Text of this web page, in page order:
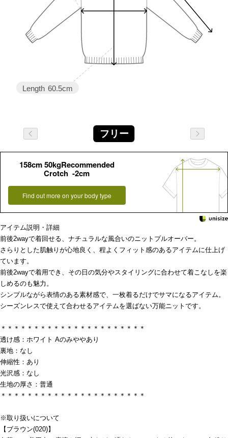
Length 60.5cm
フリー
158cm 50kgRecommended
Crotch -2cm
Find out more on your body type
アイテム説明・詳細
前後2wayで着回せる、ナチュラルな風合いのニットプルオーバー。
さらりとした肌触りが心地良く、程よくフィット感のあるアイテムに仕上げ
ています。
前後2wayで着用でき、その日の気分やスタイリングに合わせて着こなしを楽
しめるのも魅力。
シンプルながら表情のある素材感で、一枚着るだけでサマになるアイテム。
シーズンレスで使えて合わせるアイテムを選ばない万能ニットです。
＊＊＊＊＊＊＊＊＊＊＊＊＊＊＊＊＊＊＊＊＊＊
透け感：ホワイト Aのみややあり
裏地：なし
伸縮性：あり
光沢感：なし
生地の厚さ：普通
＊＊＊＊＊＊＊＊＊＊＊＊＊＊＊＊＊＊＊＊＊＊
※取り扱いについて
【ブラウン(020)】